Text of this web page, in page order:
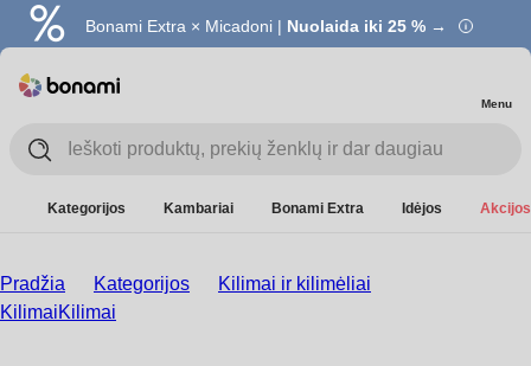
Bonami Extra × Micadoni | Nuolaida iki 25 % →
Menu
Kategorijos Kambariai Bonami Extra Idėjos
Pradžia Kategorijos
Kilimai ir kilimėliai
KilimaiKilimai